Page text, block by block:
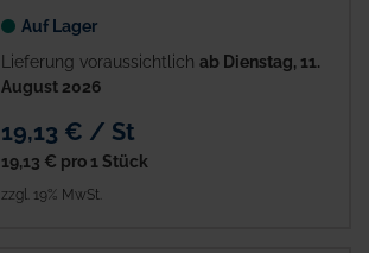
Auf Lager
Lieferung voraussichtlich ab Dienstag, 11.
August 2026
19,13 € / St
19,13 € pro 1 Stück
zzgl. 19% MwSt.